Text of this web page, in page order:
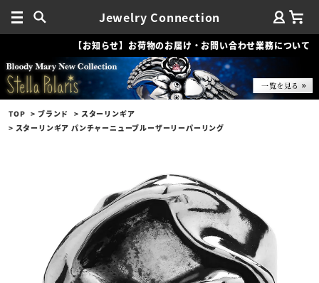
Jewelry Connection
【お知らせ】お荷物のお届け・お問い合わせ業務について
TOP ブランド
スターリンギア
スターリンギア パンチャーニューブルーザーリーパーリング